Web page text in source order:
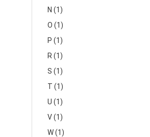
N (1)
O (1)
P (1)
R (1)
S (1)
T (1)
U (1)
V (1)
W (1)